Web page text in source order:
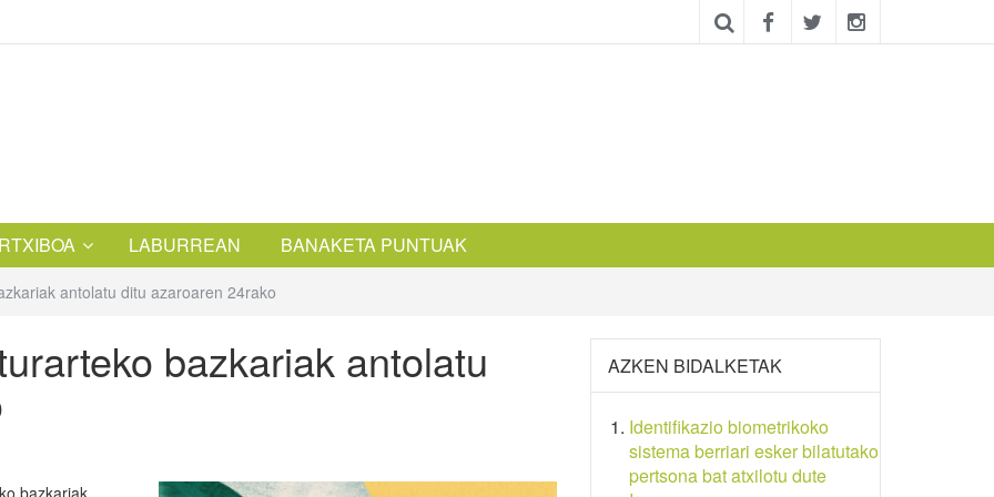
LABURREAN BANAKETA PUNTUAK
antolatu ditu azaroaren 24rako
bazkariak antolatu
bazkariak
AZKEN BIDALKETAK
Identifikazio biometrikoko
sistema berriari esker bilatutako
pertsona bat atxilotu dute